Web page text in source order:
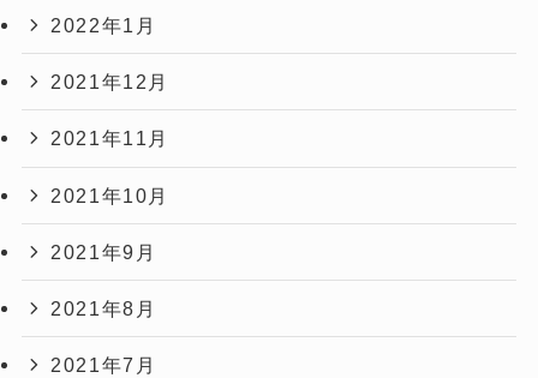
2022年1月
2021年12月
2021年11月
2021年10月
2021年9月
2021年8月
2021年7月